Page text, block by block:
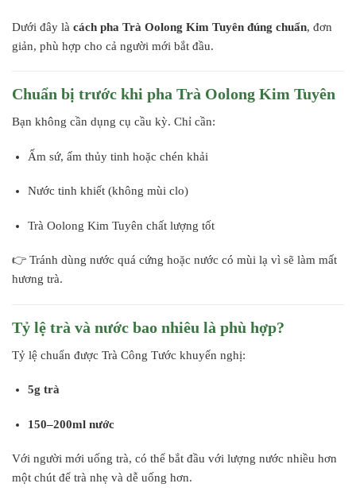
Dưới đây là cách pha Trà Oolong Kim Tuyên đúng chuẩn, đơn
giản, phù hợp cho cả người mới bắt đầu.
Chuẩn bị trước khi pha Trà Oolong Kim Tuyên
Bạn không cần dụng cụ cầu kỳ. Chỉ cần:
Ấm sứ, ấm thủy tinh hoặc chén khải
Nước tinh khiết (không mùi clo)
Trà Oolong Kim Tuyên chất lượng tốt
👉 Tránh dùng nước quá cứng hoặc nước có mùi lạ vì sẽ làm mất
hương trà.
Tỷ lệ trà và nước bao nhiêu là phù hợp?
Tỷ lệ chuẩn được Trà Công Tước khuyến nghị:
5g trà
150–200ml nước
Với người mới uống trà, có thể bắt đầu với lượng nước nhiều hơn
một chút để trà nhẹ và dễ uống hơn.